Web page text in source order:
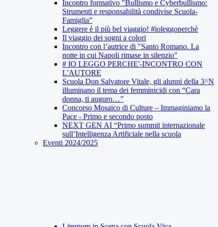
Incontro formativo "Bullismo e Cyberbullismo:
Strumenti e responsabilità condivise Scuola-
Famiglia”
Leggere è il più bel viaggio! #ioleggoperchè
Il viaggio dei sogni a colori
Incontro con l’autrice di "Santo Romano. La
notte in cui Napoli rimase in silenzio"
# IO LEGGO PERCHE'-INCONTRO CON
L'AUTORE
Scuola Don Salvatore Vitale, gli alunni della 3^N
illuminano il tema dei femminicidi con “Cara
donna, ti auguro…”
Concorso Mosaico di Culture – Immaginiamo la
Pace - Primo e secondo posto
NEXT GEN AI “Primo summit internazionale
sull’Intelligenza Artificiale nella scuola
Eventi 2024/2025